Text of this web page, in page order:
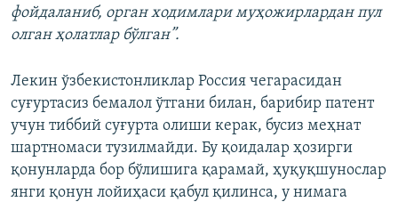
фойдаланиб, орган ходимлари муҳожирлардан пул
олган ҳолатлар бўлган”.
Лекин ўзбекистонликлар Россия чегарасидан
суғуртасиз бемалол ўтгани билан, барибир патент
учун тиббий суғурта олиши керак, бусиз меҳнат
шартномаси тузилмайди. Бу қоидалар ҳозирги
қонунларда бор бўлишига қарамай, ҳуқуқшунослар
янги қонун лойиҳаси қабул қилинса, у нимага